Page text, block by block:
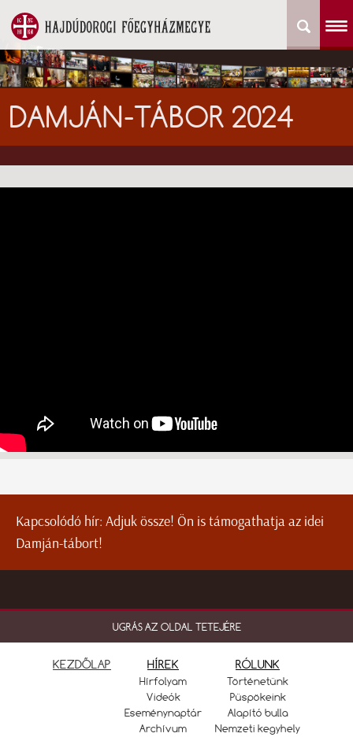
DAMJÁN-TÁBOR 2024
Kapcsolódó hír: Adjuk össze! Ön is támogathatja az idei
Damján-tábort!
UGRÁS AZ OLDAL TETEJÉRE
KEZDŐLAP HÍREK
Hírfolyam
Videók
Eseménynaptár
Archívum
RÓLUNK
Történetünk
Püspökeink
Alapító bulla
Nemzeti kegyhely